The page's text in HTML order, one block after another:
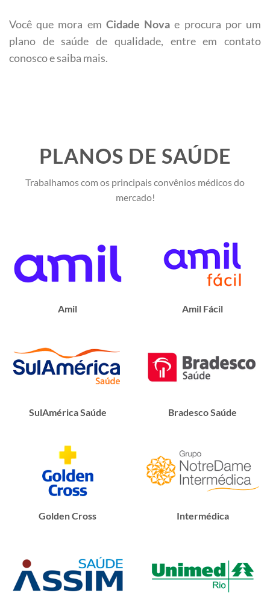
Você que mora em Cidade Novae procura por um
plano de saúde de qualidade, entre em contato
conosco e saiba mais.
PLANOS DE SAÚDE
Trabalhamos com os principais convênios médicos do
mercado!
Amil Amil Fácil
SulAmérica Saúde Bradesco Saúde
Golden Cross Intermédica